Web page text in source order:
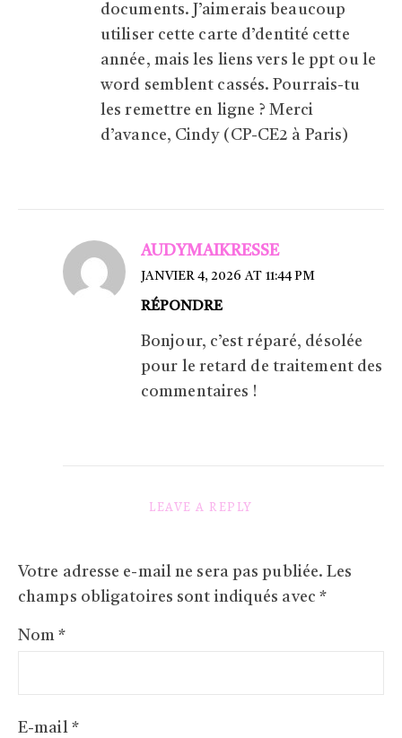
documents. J’aimerais beaucoup
utiliser cette carte d’dentité cette
année, mais les liens vers le ppt ou le
word semblent cassés. Pourrais-tu
les remettre en ligne ? Merci
d’avance, Cindy (CP-CE2 à Paris)
AUDYMAIKRESSE
JANVIER 4, 2026 AT 11:44 PM
RÉPONDRE
Bonjour, c’est réparé, désolée
pour le retard de traitement des
commentaires !
LEAVE A REPLY
Votre adresse e-mail ne sera pas publiée. Les
champs obligatoires sont indiqués avec *
Nom*
E-mail *